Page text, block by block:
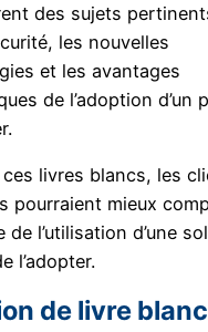
des sujets
les nouvelles
et les avantages
de l’adoption d’un
livres blancs, les
pourraient mieux
de l’utilisation d’une
l’adopter.
de livre blanc